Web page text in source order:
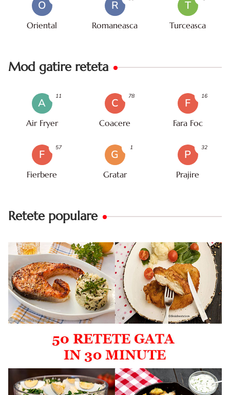
O
Oriental
R
Romaneasca
T
Turceasca
Mod gatire reteta
A
Air Fryer
11
C
Coacere
78
F
Fara Foc
16
F
Fierbere
57
G
Gratar
1
P
Prajire
32
Retete populare